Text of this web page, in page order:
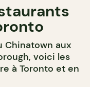
Chinatown aux
voici les
à Toronto et en